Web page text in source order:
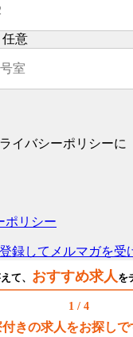
任意
イバシーポリシーに
ポリシー
て、 おすすめ求人を
1 / 4
きの求人をお探しで